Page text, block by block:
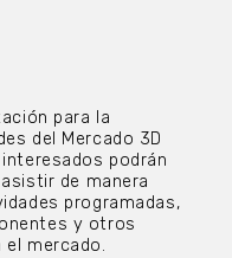
para la
del Mercado 3D
interesados podrán
de manera
programadas,
y otros
el mercado.